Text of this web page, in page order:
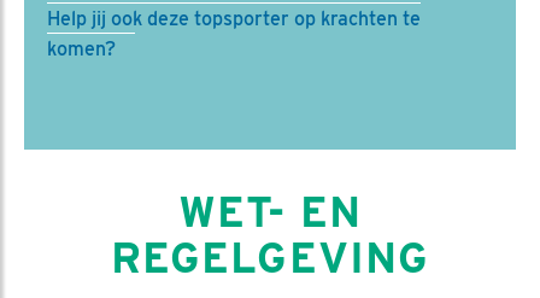
Help jij ook deze topsporter op krachten te
komen?
WET- EN
REGELGEVING